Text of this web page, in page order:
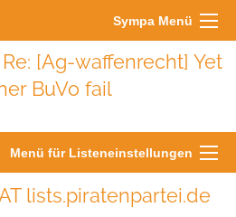
Sympa Menü
[Ag-waffenrecht] Yet
BuVo fail
Menü für Listeneinstellungen
lists.piratenpartei.de